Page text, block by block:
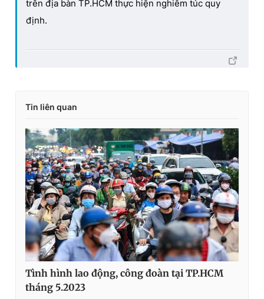
trên địa bàn TP.HCM thực hiện nghiêm túc quy
định.
Tin liên quan
Tình hình lao động, công đoàn tại TP.HCM
tháng 5.2023